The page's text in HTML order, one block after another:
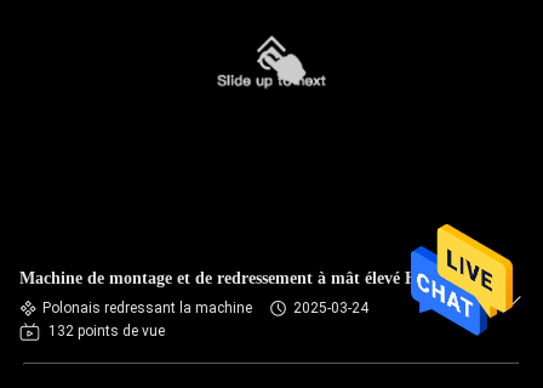
Machine de montage et de redressement à mât élevé HJZ-800
Polonais redressant la machine
2025-03-24
132 points de vue